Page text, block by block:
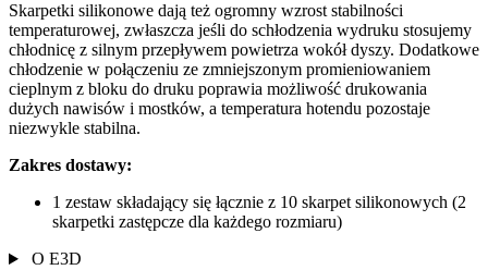
Skarpetki silikonowe dają też ogromny wzrost stabilności
temperaturowej, zwłaszcza jeśli do schłodzenia wydruku stosujemy
chłodnicę z silnym przepływem powietrza wokół dyszy. Dodatkowe
chłodzenie w połączeniu ze zmniejszonym promieniowaniem
cieplnym z bloku do druku poprawia możliwość drukowania
dużych nawisów i mostków, a temperatura hotendu pozostaje
niezwykle stabilna.
Zakres dostawy:
1 zestaw składający się łącznie z 10 skarpet silikonowych (2
skarpetki zastępcze dla każdego rozmiaru)
O E3D